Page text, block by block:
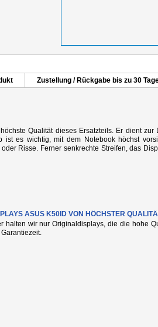
Zustellung / Rückgabe bis zu 30
Qualität dieses Ersatzteils. Er dient
es wichtig, mit dem Notebook höchst
Risse. Ferner senkrechte Streifen, das
ASUS K50ID VON HÖCHSTER
halten wir nur Originaldisplays, die die hohe